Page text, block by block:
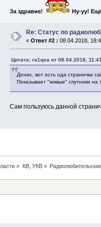
За здравие! Ну-уу!
Re: Статус по
« Ответ #2 : 08.04.2018,
Цитата: ra1qea от 08.04.2018,
Денис, вот есть ода страничка
Показывает "живые" спутники на
Сам пользуюсь данной
» КВ, УКВ»